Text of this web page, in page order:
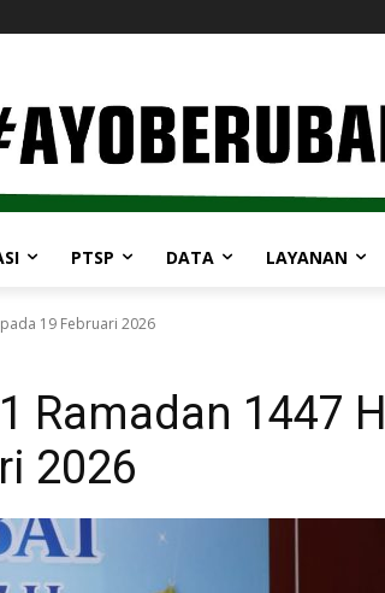
PTSP DATA LAYANAN
19 Februari 2026
Ramadan 1447 H
2026